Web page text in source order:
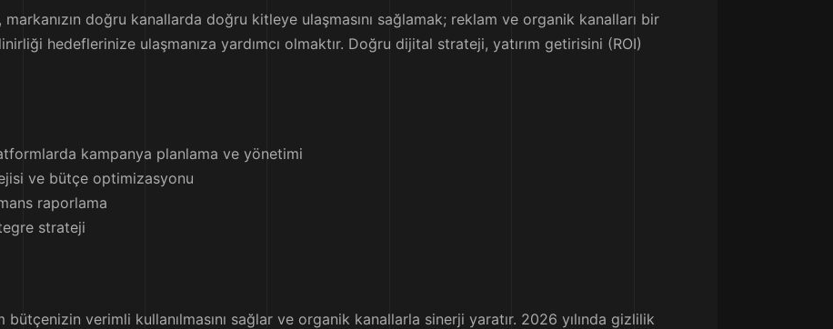
doğru kanallarda doğru kitleye ulaşmasını sağlamak; reklam ve organik kanalları bir
hedeflerinize ulaşmanıza yardımcı olmaktır. Doğru dijital strateji, yatırım getirisini (ROI)
kampanya planlama ve yönetimi
ve bütçe optimizasyonu
raporlama
strateji
verimli kullanılmasını sağlar ve organik kanallarla sinerji yaratır. 2026 yılında gizlilik